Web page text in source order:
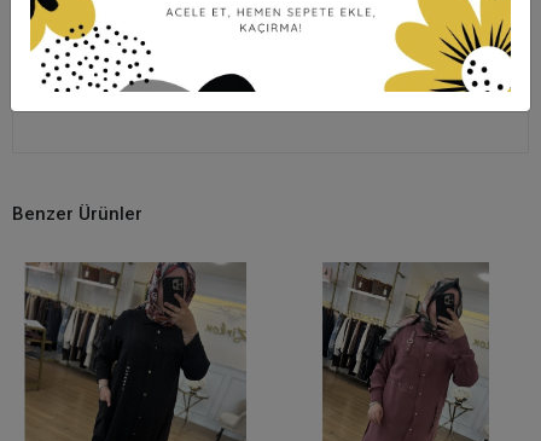
KUMAŞ: KOLLAR İPEK CUPRA/
GÖVDESİ SOĞUK İPLİK MERSERİZE
Benzer Ürünler